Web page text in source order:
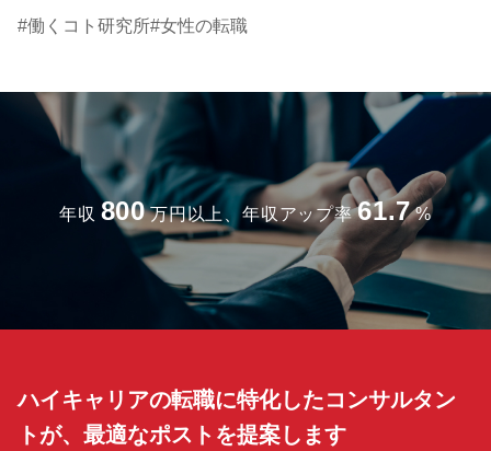
働くコト研究所 女性の転職
年収 800 万円以上、年収アップ率 61.7 %
ハイキャリアの転職に特化したコンサルタン
トが、最適なポストを提案します